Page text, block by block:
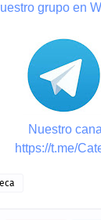
grupo en
Nuestro
https://t.me/